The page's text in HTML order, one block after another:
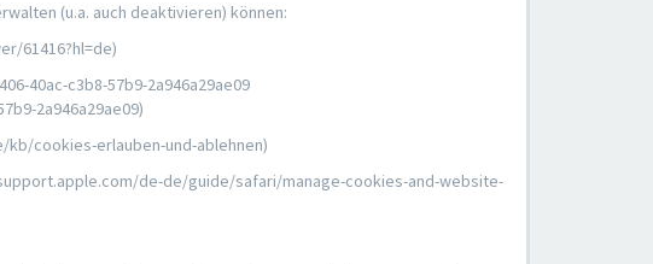
(u.a. auch deaktivieren) können:
61416?hl=de)
40ac-c3b8-57b9-2a946a29ae09
2a946a29ae09)
cookies-erlauben-und-ablehnen)
de-de/guide/safari/manage-cookies-and-website-